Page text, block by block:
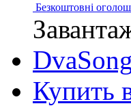
Безкоштовні
Купить